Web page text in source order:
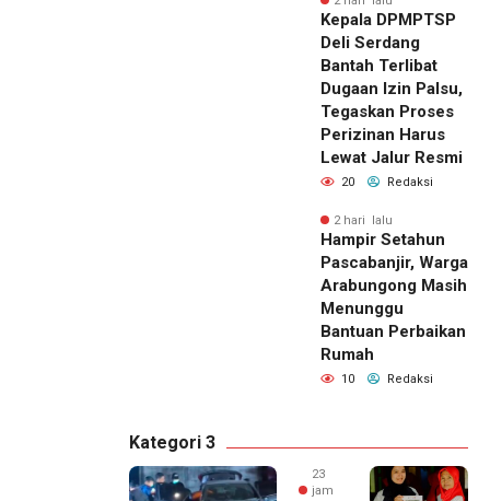
Kepala DPMPTSP
Deli Serdang
Bantah Terlibat
Dugaan Izin Palsu,
Tegaskan Proses
Perizinan Harus
Lewat Jalur Resmi
20 Redaksi
2 hari lalu
Hampir Setahun
Pascabanjir, Warga
Arabungong Masih
Menunggu
Bantuan Perbaikan
Rumah
10 Redaksi
Kategori 3
23
jam